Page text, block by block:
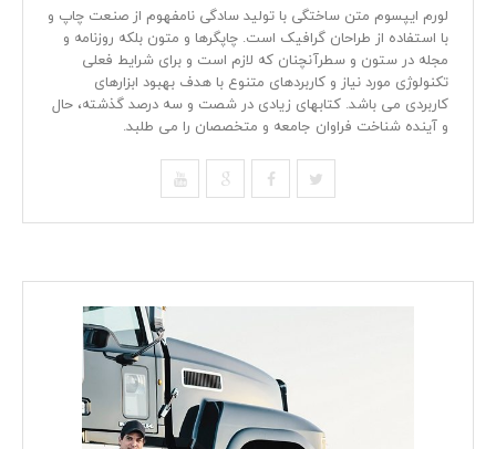
لورم ایپسوم متن ساختگی با تولید سادگی نامفهوم از صنعت چاپ و
با استفاده از طراحان گرافیک است. چاپگرها و متون بلکه روزنامه و
مجله در ستون و سطرآنچنان که لازم است و برای شرایط فعلی
تکنولوژی مورد نیاز و کاربردهای متنوع با هدف بهبود ابزارهای
کاربردی می باشد. کتابهای زیادی در شصت و سه درصد گذشته، حال
و آینده شناخت فراوان جامعه و متخصصان را می طلبد.